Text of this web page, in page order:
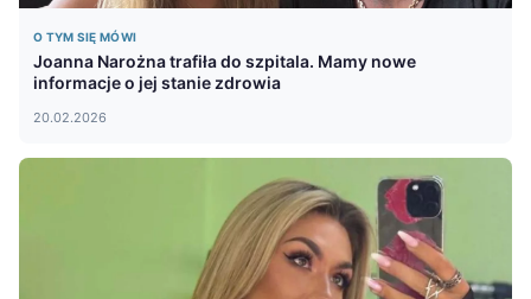
O TYM SIĘ MÓWI
Joanna Narożna trafiła do szpitala. Mamy nowe
informacje o jej stanie zdrowia
20.02.2026